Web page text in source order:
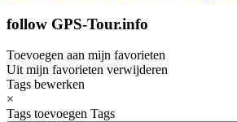
follow GPS-Tour.info
Toevoegen aan mijn favorieten
Uit mijn favorieten verwijderen
Tags bewerken
×
Tags toevoegen Tags